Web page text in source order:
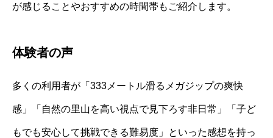
が感じることやおすすめの時間帯もご紹介します。
体験者の声
多くの利用者が「333メートル滑るメガジップの爽快
感」「自然の里山を高い視点で見下ろす非日常」「子ど
もでも安心して挑戦できる難易度」といった感想を持っ